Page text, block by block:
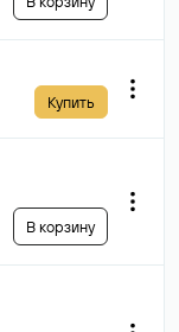
Купить
В корзину